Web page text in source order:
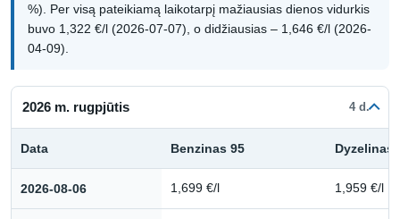
%). Per visą pateikiamą laikotarpį mažiausias dienos vidurkis
buvo 1,322 €/l (2026-07-07), o didžiausias – 1,646 €/l (2026-
04-09).
2026 m. rugpjūtis 4 d.
Data Benzinas 95 Dyzelinas
2026-08-06 1,699 €/l 1,959 €/l